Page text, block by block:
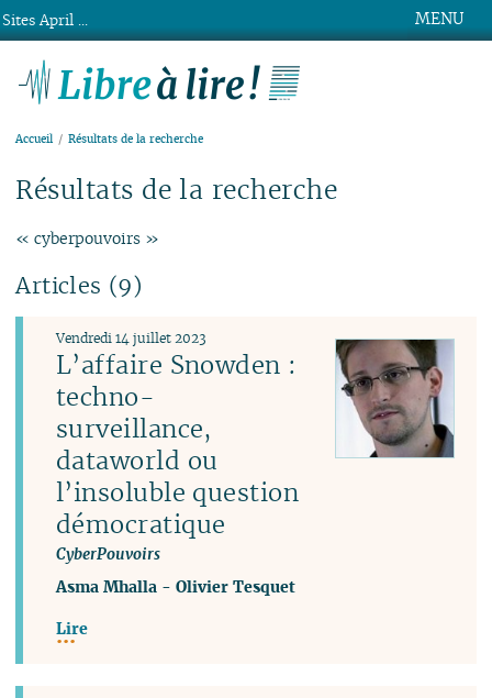
MENU
Accueil Résultats de la recherche
Résultats de la recherche
« cyberpouvoirs »
Articles (9)
L’affaire Snowden :
techno-
surveillance,
dataworld ou
l’insoluble question
démocratique
CyberPouvoirs
Vendredi 14 juillet 2023
Asma Mhalla -Olivier Tesquet
Lire
Sites April ...